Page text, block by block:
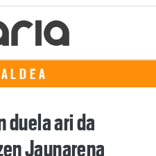
duela ari da
Jaunarena